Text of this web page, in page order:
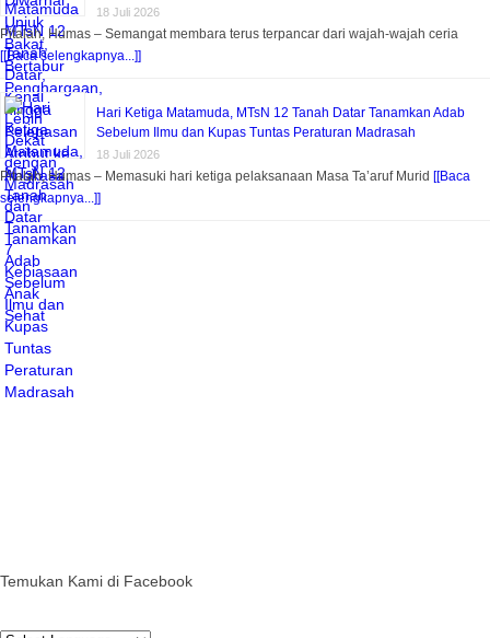
18 Juli 2026
Pitalah, Humas – Semangat membara terus terpancar dari wajah-wajah ceria
[[Baca selengkapnya...]]
Hari Ketiga Matamuda, MTsN 12 Tanah Datar Tanamkan Adab
Sebelum Ilmu dan Kupas Tuntas Peraturan Madrasah
18 Juli 2026
Pitalah, Humas – Memasuki hari ketiga pelaksanaan Masa Ta’aruf Murid [[Baca
selengkapnya...]]
Temukan Kami di Facebook